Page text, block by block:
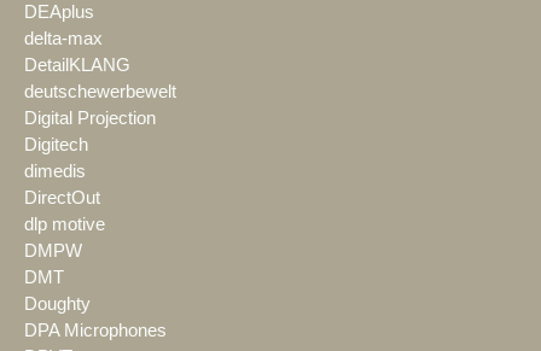
DEAplus
delta-max
DetailKLANG
deutschewerbewelt
Digital Projection
Digitech
dimedis
DirectOut
dlp motive
DMPW
DMT
Doughty
DPA Microphones